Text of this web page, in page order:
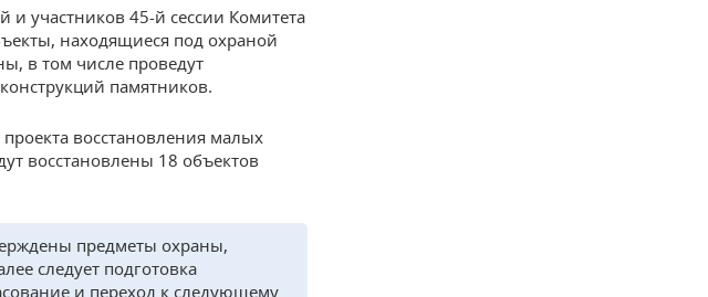
и участников 45-й сессии Комитета
находящиеся под охраной
в том числе проведут
памятников.
восстановления малых
восстановлены 18 объектов
предметы охраны,
следует подготовка
и переход к следующему